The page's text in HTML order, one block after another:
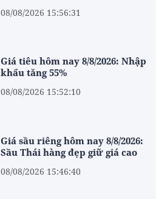
08/08/2026 15:56:31
Giá tiêu hôm nay 8/8/2026: Nhập
khẩu tăng 55%
08/08/2026 15:52:10
Giá sầu riêng hôm nay 8/8/2026:
Sầu Thái hàng đẹp giữ giá cao
08/08/2026 15:46:40